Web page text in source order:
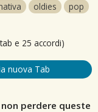
oldies
pop
e 25 accordi)
nuova Tab
non perdere queste